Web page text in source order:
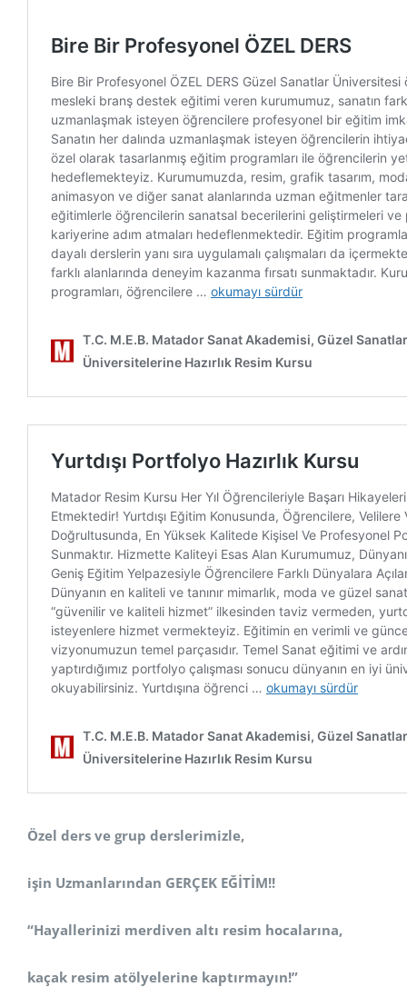
Özel ders ve grup derslerimizle,
işin Uzmanlarından GERÇEK EĞİTİM!!
“Hayallerinizi merdiven altı resim hocalarına,
kaçak resim atölyelerine kaptırmayın!”